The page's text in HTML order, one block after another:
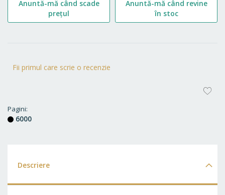
Fii primul care scrie o recenzie
Pagini
6000
Anuntă-mă când scade
prețul
Anuntă-mă când revine
în stoc
Descriere